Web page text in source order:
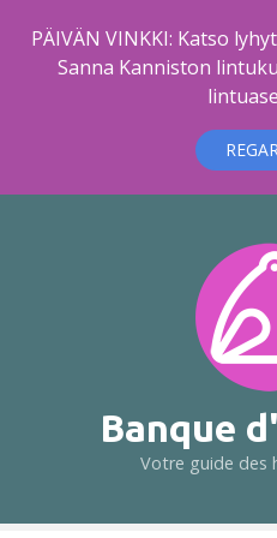
PÄIVÄN VINKKI: Katso
Sanna Kanniston
e
Banque
Votre guide des